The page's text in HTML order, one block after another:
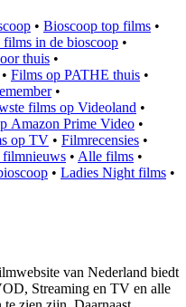
• Bioscoop top films •
films in de bioscoop •
thuis •
• Films op PATHE thuis •
•
films op Videoland •
Amazon Prime Video •
op TV • Filmrecensies •
filmnieuws • Alle films •
• Ladies Night films •
van Nederland biedt
Streaming en TV en alle